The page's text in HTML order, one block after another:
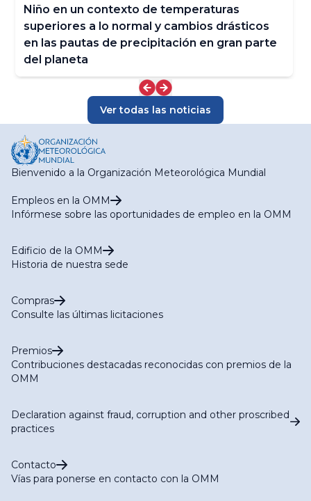
Niño en un contexto de temperaturas
superiores a lo normal y cambios drásticos
en las pautas de precipitación en gran parte
del planeta
Ver todas las noticias
Bienvenido a la Organización Meteorológica Mundial
Empleos en la OMM
Infórmese sobre las oportunidades de empleo en la OMM
Edificio de la OMM
Historia de nuestra sede
Compras
Consulte las últimas licitaciones
Premios
Contribuciones destacadas reconocidas con premios de la
OMM
Declaration against fraud, corruption and other proscribed
practices
Contacto
Vías para ponerse en contacto con la OMM